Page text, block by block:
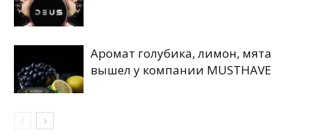
Аромат голубика, лимон, мята
вышел у компании MUSTHAVE